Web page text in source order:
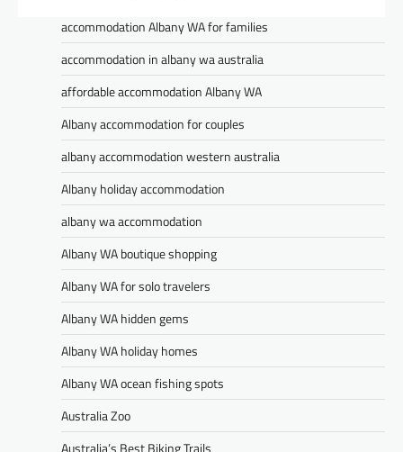
accommodation Albany WA for families
accommodation in albany wa australia
affordable accommodation Albany WA
Albany accommodation for couples
albany accommodation western australia
Albany holiday accommodation
albany wa accommodation
Albany WA boutique shopping
Albany WA for solo travelers
Albany WA hidden gems
Albany WA holiday homes
Albany WA ocean fishing spots
Australia Zoo
Australia’s Best Biking Trails